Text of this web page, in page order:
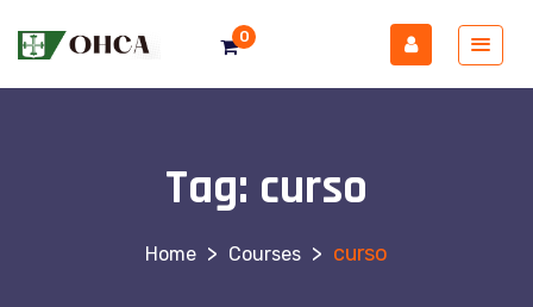
0
Tag: curso
> Courses > curso